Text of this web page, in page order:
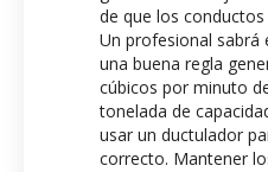
de que los
Un profesional
una buena regla
cúbicos por minuto
tonelada de
usar un ductulador
correcto. Mantener